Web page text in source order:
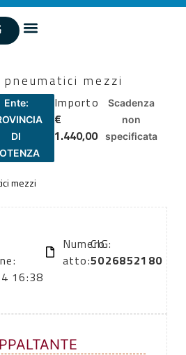
mezzi
Ente:
DI
Importo
€
1.440,00
Scadenza
non
specificata
mezzi
16:38
Numero
atto:
CIG:
5026852180